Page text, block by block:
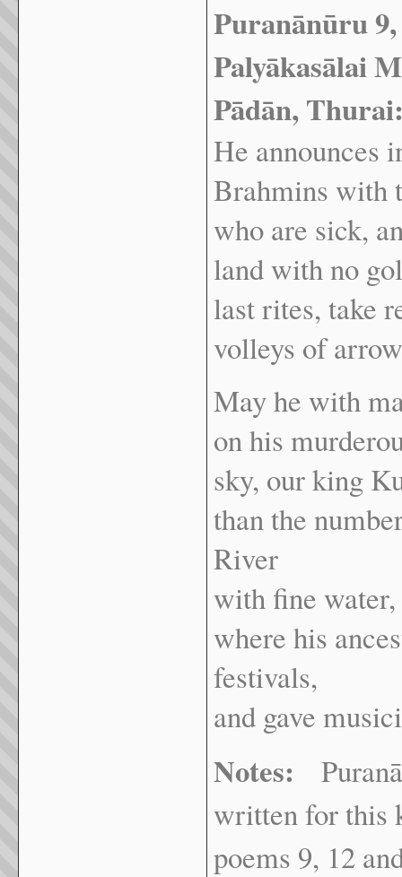
Puranānūru
Palyākasālai
Pādān,
He announces
Brahmins with
who are sick,
land with no
last rites, take
volleys of
May he with
on his
sky, our king
than the
River
with fine water,
where his
festivals,
and gave
Notes:
written for this
poems 9, 12